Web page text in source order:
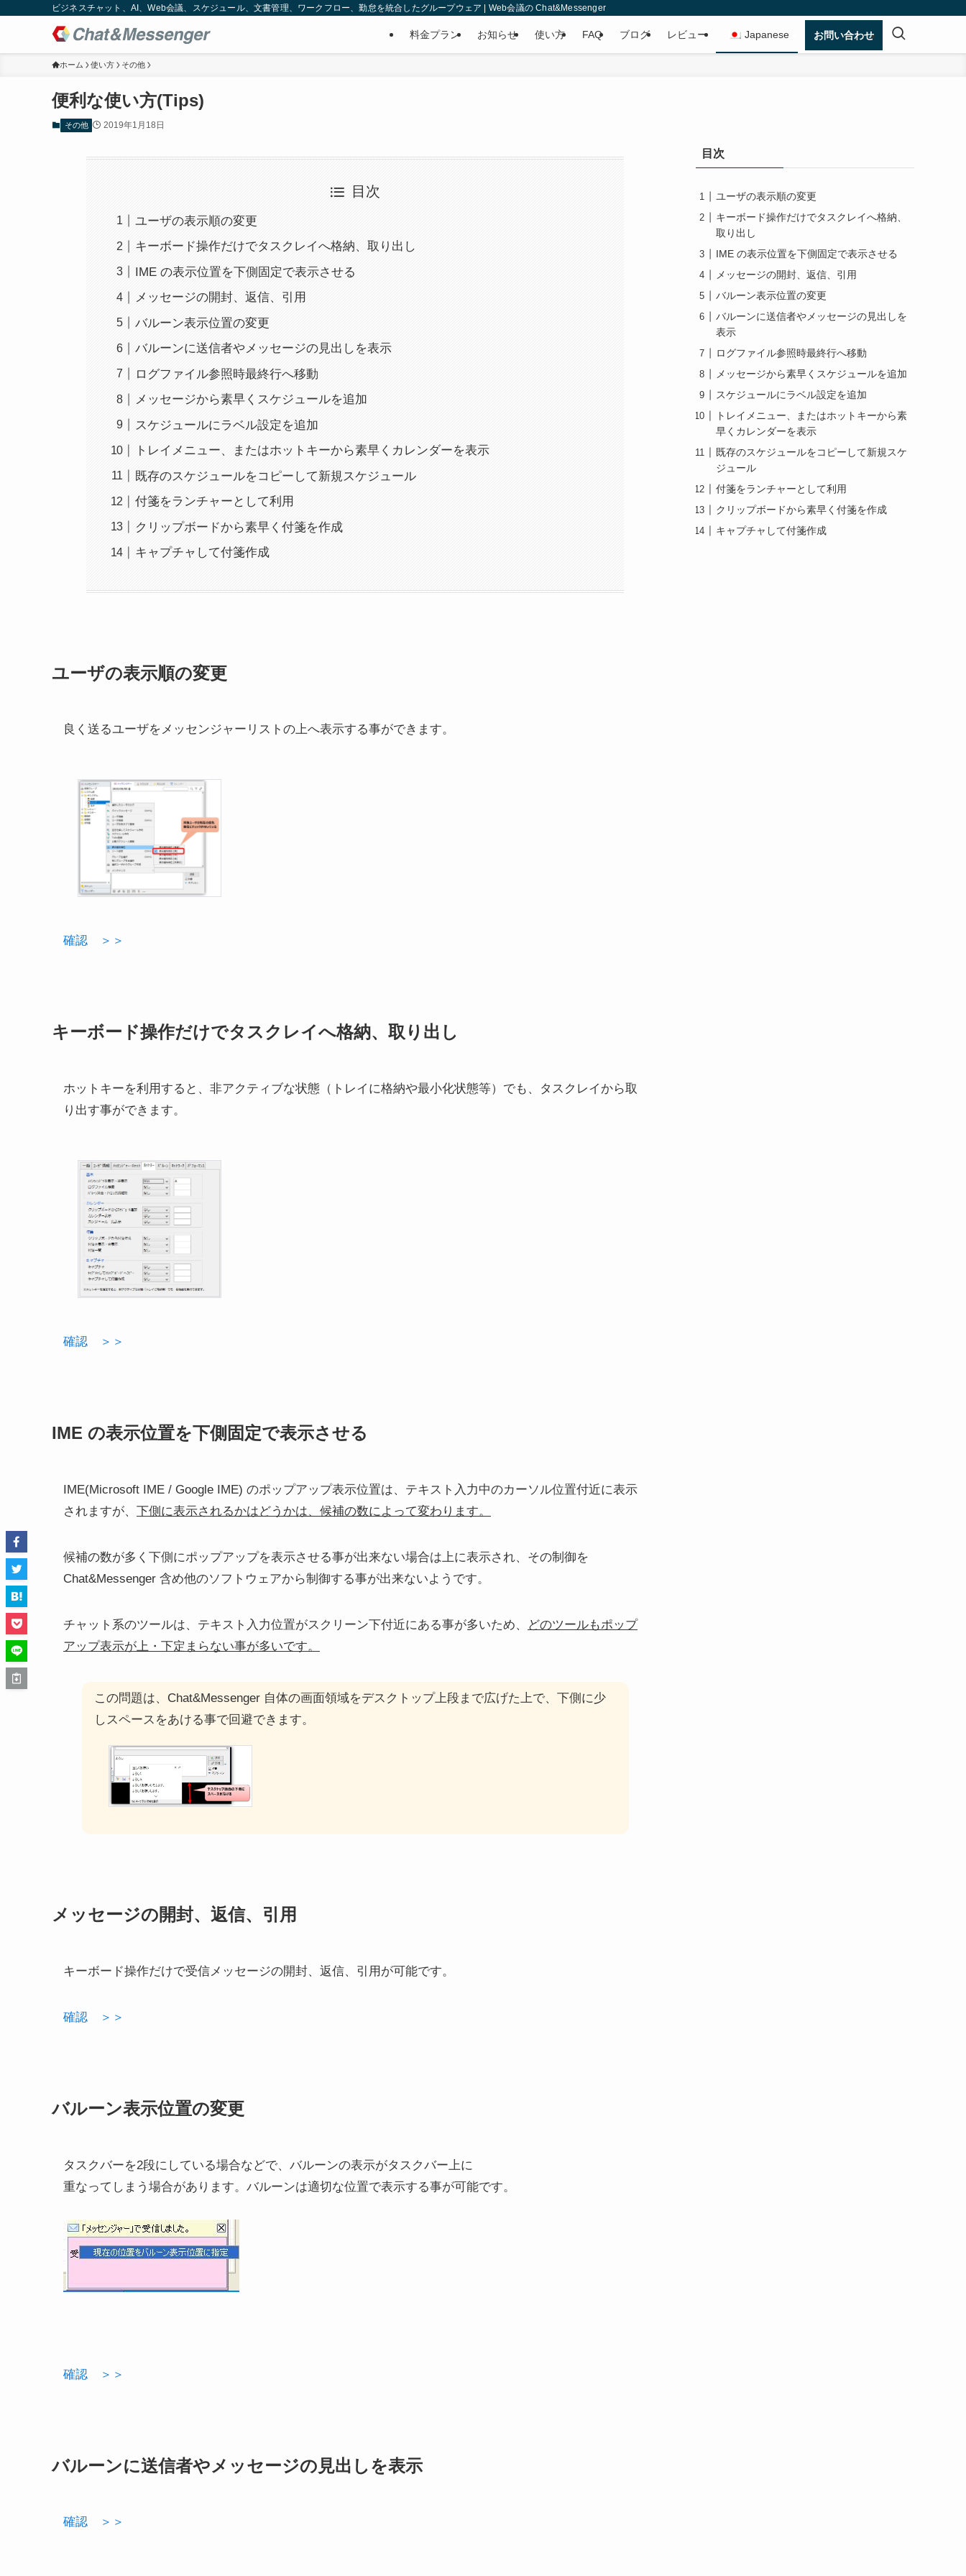
ビジネスチャット、AI、Web会議、スケジュール、文書管理、ワークフロー、勤怠を統合したグループウェア | Web会議の Chat&Messenger
料金プラン お知らせ 使い方 FAQ ブログ レビュー Japanese お問い合わせ
ホーム 使い方 その他
便利な使い方(Tips)
その他 2019年1月18日
目次
ユーザの表示順の変更
キーボード操作だけでタスクレイへ格納、取り出し
IME の表示位置を下側固定で表示させる
メッセージの開封、返信、引用
バルーン表示位置の変更
バルーンに送信者やメッセージの見出しを表示
ログファイル参照時最終行へ移動
メッセージから素早くスケジュールを追加
スケジュールにラベル設定を追加
トレイメニュー、またはホットキーから素早くカレンダーを表示
既存のスケジュールをコピーして新規スケジュール
付箋をランチャーとして利用
クリップボードから素早く付箋を作成
キャプチャして付箋作成
ユーザの表示順の変更
良く送るユーザをメッセンジャーリストの上へ表示する事ができます。
確認 ＞＞
キーボード操作だけでタスクレイへ格納、取り出し
ホットキーを利用すると、非アクティブな状態（トレイに格納や最小化状態等）でも、タスクレイから取
り出す事ができます。
確認 ＞＞
IME の表示位置を下側固定で表示させる
IME(Microsoft IME / Google IME) のポップアップ表示位置は、テキスト入力中のカーソル位置付近に表示
されますが、 下側に表示されるかはどうかは、候補の数によって変わります。
候補の数が多く下側にポップアップを表示させる事が出来ない場合は上に表示され、その制御を
Chat&Messenger 含め他のソフトウェアから制御する事が出来ないようです。
チャット系のツールは、テキスト入力位置がスクリーン下付近にある事が多いため、
どのツールもポップ
アップ表示が上・下定まらない事が多いです。
この問題は、Chat&Messenger 自体の画面領域をデスクトップ上段まで広げた上で、下側に少
しスペースをあける事で回避できます。
メッセージの開封、返信、引用
キーボード操作だけで受信メッセージの開封、返信、引用が可能です。
確認 ＞＞
バルーン表示位置の変更
タスクバーを2段にしている場合などで、バルーンの表示がタスクバー上に
重なってしまう場合があります。バルーンは適切な位置で表示する事が可能です。
確認 ＞＞
バルーンに送信者やメッセージの見出しを表示
確認 ＞＞
目次
ユーザの表示順の変更
キーボード操作だけでタスクレイへ格納、
取り出し
IME の表示位置を下側固定で表示させる
メッセージの開封、返信、引用
バルーン表示位置の変更
バルーンに送信者やメッセージの見出しを
表示
ログファイル参照時最終行へ移動
メッセージから素早くスケジュールを追加
スケジュールにラベル設定を追加
トレイメニュー、またはホットキーから素
早くカレンダーを表示
既存のスケジュールをコピーして新規スケ
ジュール
付箋をランチャーとして利用
クリップボードから素早く付箋を作成
キャプチャして付箋作成